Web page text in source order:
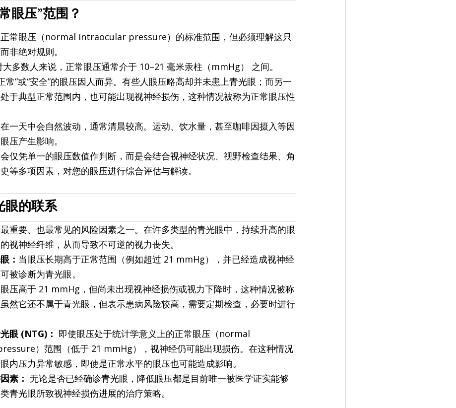
眼压”范围？
常眼压（normal intraocular pressure）的标准范围，但必须理解这只
非绝对规则。
大多数人来说，正常眼压通常介于 10–21 毫米汞柱（mmHg） 之间。
常”或“安全”的眼压因人而异。有些人眼压略高却并未患上青光眼；而另一
于典型正常范围内，也可能出现视神经损伤，这种情况被称为正常眼压性
一天中会自然波动，通常清晨较高。运动、饮水量，甚至咖啡因摄入等因
压产生影响。
仅凭单一的眼压数值作判断，而是会结合视神经状况、视野检查结果、角
等多项因素，对您的眼压进行综合评估与解读。
眼的联系
重要、也最常见的风险因素之一。在许多类型的青光眼中，持续升高的眼
视神经纤维，从而导致不可逆的视力丧失。
： 当眼压长期高于正常范围（例如超过 21 mmHg），并已经造成视神经
被诊断为青光眼。
压高于 21 mmHg，但尚未出现视神经损伤或视力下降时，这种情况被称
然它还不属于青光眼，但表示患病风险较高，需要定期检查，必要时进行
眼 (NTG)： 即使眼压处于统计学意义上的正常眼压（normal
）范围（低于 21 mmHg），视神经仍可能出现损伤。在这种情况
内压力异常敏感，即使是正常水平的眼压也可能造成影响。
素： 无论是否已经确诊青光眼，降低眼压都是目前唯一被医学证实能够
青光眼所致视神经损伤进展的治疗策略。